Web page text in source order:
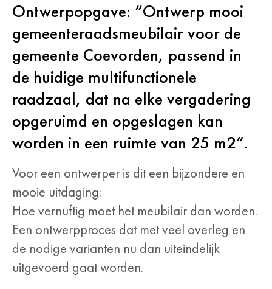
Ontwerpopgave: “Ontwerp mooi
gemeenteraadsmeubilair voor de
gemeente Coevorden, passend in
de huidige multifunctionele
raadzaal, dat na elke vergadering
opgeruimd en opgeslagen kan
worden in een ruimte van 25 m2”.
Voor een ontwerper is dit een bijzondere en
mooie uitdaging:
Hoe vernuftig moet het meubilair dan worden.
Een ontwerpproces dat met veel overleg en
de nodige varianten nu dan uiteindelijk
uitgevoerd gaat worden.